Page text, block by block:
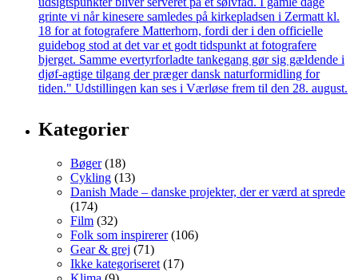
Kategorier
Bøger(18)
Cykling (13)
Danish Made – danske projekter, der er værd at sprede
(174)
Film (32)
Folk som inspirerer(106)
Gear & grej (71)
Ikke kategoriseret (17)